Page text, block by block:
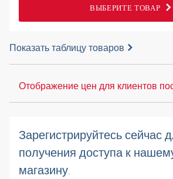
ВЫБЕРИТЕ ТОВАР
Показать таблицу товаров
Отображение цен для клиентов
Зарегистрируйтесь сейчас
получения доступа к
магазину.